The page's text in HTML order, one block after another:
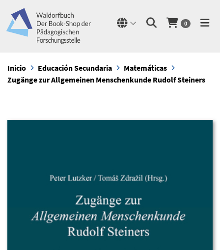
0
Inicio Educación Secundaria
Matemáticas
Zugänge zur Allgemeinen Menschenkunde Rudolf Steiners